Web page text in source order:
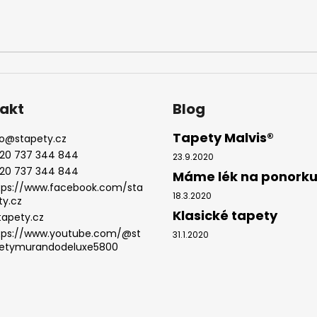
s
u
@stapety.cz
737 344 844
737 344 844
www.facebook.com/sta
www.youtube.com/@st
Blog
Tapety Malvis®
23.9.2020
Máme lék na ponorku
18.3.2020
Klasické tapety
31.1.2020